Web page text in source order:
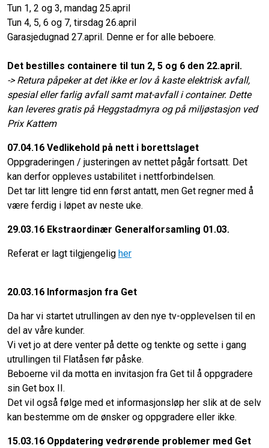
Tun 1, 2 og 3, mandag 25.april
Tun 4, 5, 6 og 7, tirsdag 26.april
Garasjedugnad 27.april. Denne er for alle beboere.
Det bestilles containere til tun 2, 5 og 6 den 22.april.
-> Retura påpeker at det ikke er lov å kaste elektrisk avfall,
spesial eller farlig avfall samt mat-avfall i container. Dette
kan leveres gratis på Heggstadmyra og på miljøstasjon ved
Prix Kattem
07.04.16 Vedlikehold på nett i borettslaget
Oppgraderingen / justeringen av nettet pågår fortsatt. Det
kan derfor oppleves ustabilitet i nettforbindelsen.
Det tar litt lengre tid enn først antatt, men Get regner med å
være ferdig i løpet av neste uke.
29.03.16 Ekstraordinær Generalforsamling 01.03.
Referat er lagt tilgjengelig her
20.03.16 Informasjon fra Get
Da har vi startet utrullingen av den nye tv-opplevelsen til en
del av våre kunder.
Vi vet jo at dere venter på dette og tenkte og sette i gang
utrullingen til Flatåsen før påske.
Beboerne vil da motta en invitasjon fra Get til å oppgradere
sin Get box II.
Det vil også følge med et informasjonsløp her slik at de selv
kan bestemme om de ønsker og oppgradere eller ikke.
15.03.16 Oppdatering vedrørende problemer med Get